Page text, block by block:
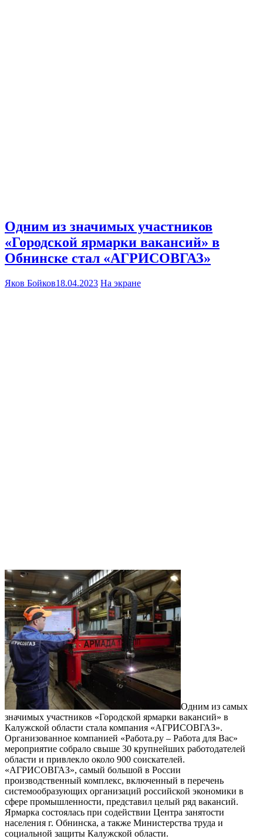
Одним из значимых участников
«Городской ярмарки вакансий» в
Обнинске стал «АГРИСОВГАЗ»
Яков Бойков18.04.2023 На экране
Одним из самых
значимых участников «Городской ярмарки вакансий» в
Калужской области стала компания «АГРИСОВГАЗ».
Организованное компанией «Работа.ру – Работа для Вас»
мероприятие собрало свыше 30 крупнейших работодателей
области и привлекло около 900 соискателей.
«АГРИСОВГАЗ», самый большой в России
производственный комплекс, включенный в перечень
системообразующих организаций российской экономики в
сфере промышленности, представил целый ряд вакансий.
Ярмарка состоялась при содействии Центра занятости
населения г. Обнинска, а также Министерства труда и
социальной защиты Калужской области.